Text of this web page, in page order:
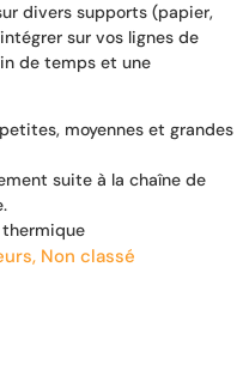
divers supports (papier,
sur vos lignes de
de temps et une
moyennes et grandes
suite à la chaîne de
, Non classé